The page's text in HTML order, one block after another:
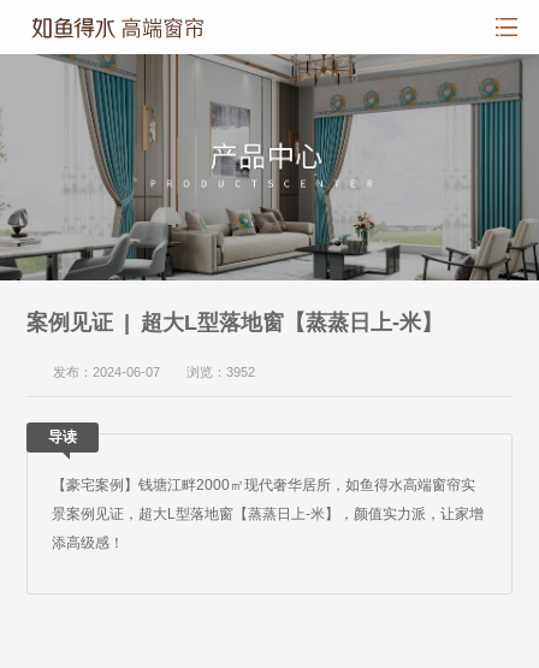
案例见证 | 超大L型落地窗【蒸蒸日上-米】
发布：2024-06-07 浏览：3952
导读
【豪宅案例】钱塘江畔2000㎡现代奢华居所，如鱼得水高端窗帘实
景案例见证，超大L型落地窗【蒸蒸日上-米】，颜值实力派，让家增
添高级感！